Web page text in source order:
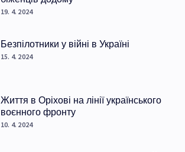
19. 4. 2024
Безпілотники у війні в Україні
15. 4. 2024
Життя в Оріхові на лінії українського
воєнного фронту
10. 4. 2024